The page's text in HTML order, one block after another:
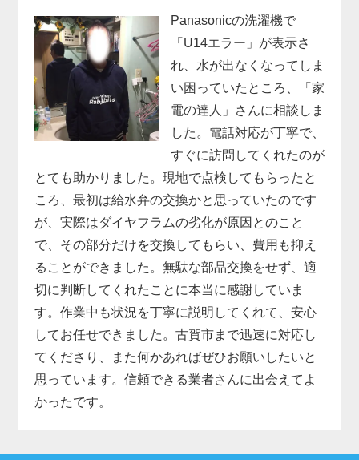
Panasonicの洗濯機で
「U14エラー」が表示さ
れ、水が出なくなってしま
い困っていたところ、「家
電の達人」さんに相談しま
した。電話対応が丁寧で、
すぐに訪問してくれたのが
とても助かりました。現地で点検してもらったと
ころ、最初は給水弁の交換かと思っていたのです
が、実際はダイヤフラムの劣化が原因とのこと
で、その部分だけを交換してもらい、費用も抑え
ることができました。無駄な部品交換をせず、適
切に判断してくれたことに本当に感謝していま
す。作業中も状況を丁寧に説明してくれて、安心
してお任せできました。古賀市まで迅速に対応し
てくださり、また何かあればぜひお願いしたいと
思っています。信頼できる業者さんに出会えてよ
かったです。